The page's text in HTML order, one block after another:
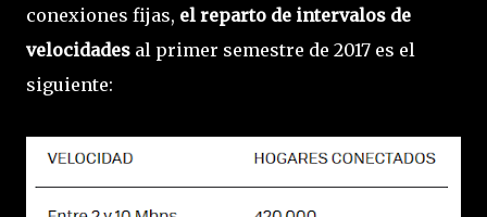
conexiones fijas, el reparto de intervalos de
velocidades al primer semestre de 2017 es el
siguiente: